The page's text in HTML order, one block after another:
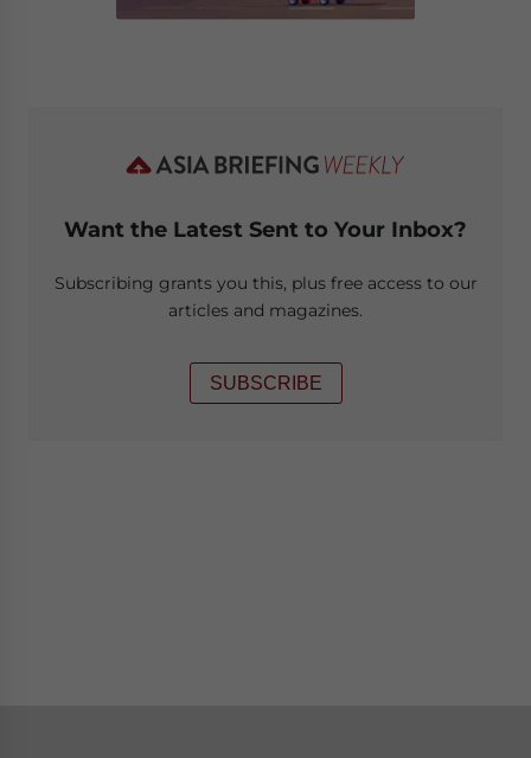
Want the Latest Sent to Your Inbox?
Subscribing grants you this, plus free access to our
articles and magazines.
SUBSCRIBE